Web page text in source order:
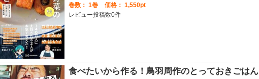
巻数： 1巻
価格： 1,550pt
レビュー投稿数0件
食べたいから作る！鳥羽周作のとっておきごはん